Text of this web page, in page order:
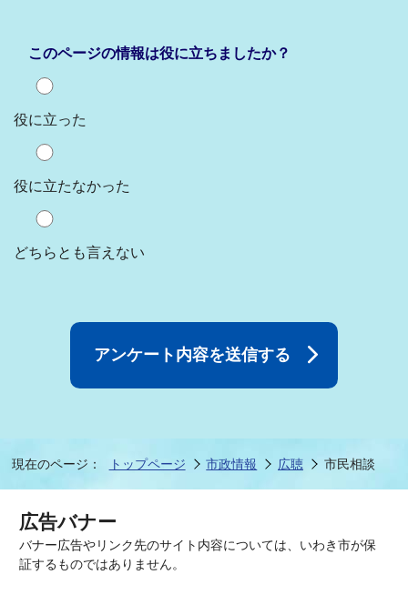
このページの情報は役に立ちましたか？
役に立った
役に立たなかった
どちらとも言えない
現在のページ： トップページ 市政情報 広聴 市民相談
広告バナー
バナー広告やリンク先のサイト内容については、いわき市が保
証するものではありません。